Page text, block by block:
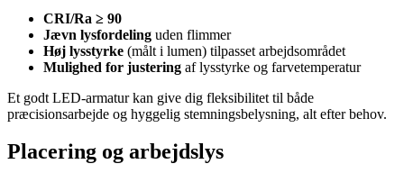
CRI/Ra ≥ 90
Jævn lysfordeling uden flimmer
Høj lysstyrke (målt i lumen) tilpasset arbejdsområdet
Mulighed for justering af lysstyrke og farvetemperatur
Et godt LED-armatur kan give dig fleksibilitet til både
præcisionsarbejde og hyggelig stemningsbelysning, alt efter behov.
Placering og arbejdslys